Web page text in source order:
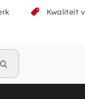
Kwaliteit